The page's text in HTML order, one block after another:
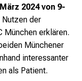
2024 von 9-
Nutzen der
München erklären.
Münchener
interessanter
als Patient.